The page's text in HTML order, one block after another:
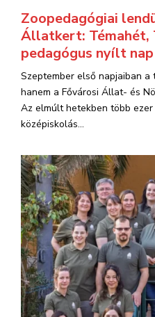
Zoopedagógiai
Állatkert: Témahét,
pedagógus nyílt nap
Szeptember első napjaiban a
hanem a Fővárosi Állat- és
Az elmúlt hetekben több
középiskolás...